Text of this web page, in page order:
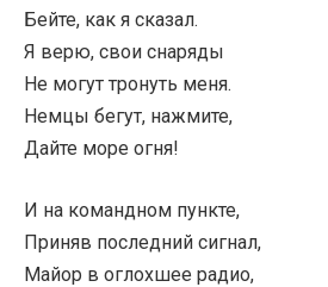
Бейте, как я сказал.
Я верю, свои снаряды
Не могут тронуть меня.
Немцы бегут, нажмите,
Дайте море огня!
И на командном пункте,
Приняв последний сигнал,
Майор в оглохшее радио,